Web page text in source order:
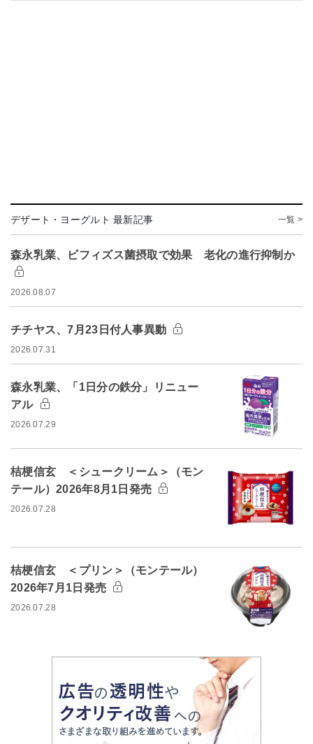
デザート・ヨーグルト 最新記事 一覧 >
森永乳業、ビフィズス菌摂取で効果 老化の進行抑制か
2026.08.07
チチヤス、7月23日付人事異動
2026.07.31
森永乳業、「1日分の鉄分」リニュー
アル
2026.07.29
桔梗信玄 ＜シュークリーム＞（モン
テール）2026年8月1日発売
2026.07.28
桔梗信玄 ＜プリン＞（モンテール）
2026年7月1日発売
2026.07.28